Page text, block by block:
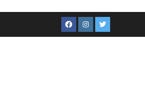
Facebook
Instagram
Twitter